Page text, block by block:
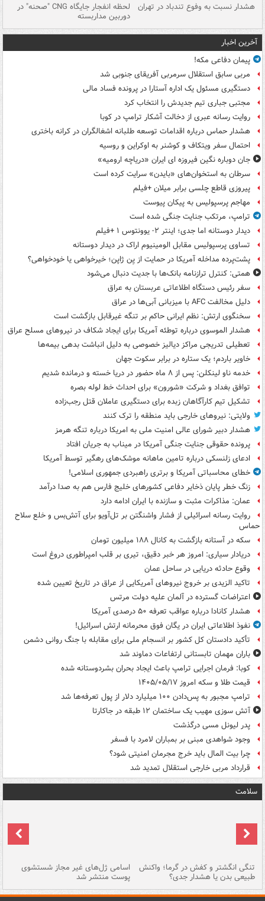
هشدار نسبت به وفوع تندباد در تهران لحظه انفجار جایگاه CNG "صحنه" در
دوربین مداربسته
آخرین اخبار
پیمان دفاعی مکه!
مربی سابق استقلال سرمربی آفریقای جنوبی شد
دستگیری مسئول یک اداره آستارا در پرونده فساد مالی
مجتبی جباری تیم جدیدش را انتخاب کرد
روایت رسانه عبری از دخالت آشکار ترامپ در کوبا
هشدار حماس درباره اقدامات توسعه طلبانه اشغالگران در کرانه باختری
احتمال سفر ویتکاف و کوشنر به اوکراین و روسیه
جان دوباره نگین فیروزه ای ایران «دریاچه ارومیه»
سرطان به استخوان‌های «بایدن» سرایت کرده است
پیروزی قاطع چلسی برابر میلان +فیلم
مهاجم پرسپولیس به پیکان پیوست
ترامپ، مرتکب جنایت جنگی شده است
دیدار دوستانه اما جدی؛ اینتر ۲- یوونتوس ۱ +فیلم
تساوی پرسپولیس مقابل الومینیوم اراک در دیدار دوستانه
پشت‌پرده مداخله آمریکا در حمایت از یِن ژاپن؛ خیرخواهی یا خودخواهی؟
همتی: کنترل ترازنامه بانک‌ها با جدیت دنبال می‌شود
سفر رئیس دستگاه اطلاعاتی عربستان به عراق
دلیل مخالفت AFC با میزبانی آبی‌ها در عراق
سخنگوی ارتش: نظم ایرانی حاکم بر تنگه غیرقابل بازگشت است
هشدار الموسوی درباره توطئه آمریکا برای ایجاد شکاف در نیروهای مسلح عراق
تعطیلی تدریجی مراکز دیالیز خصوصی به دلیل انباشت بدهی بیمه‌ها
خاویر باردم؛ یک ستاره در برابر سکوت جهان
خدمه ناو لینکلن: پس از ۸ ماه حضور در دریا خسته و درمانده‌ شدیم
توافق بغداد و شرکت «شورون» برای احداث خط لوله بصره
تشکیل تیم کارآگاهان زبده برای دستگیری عاملان قتل رجب‌زاده
ولایتی: نیروهای خارجی باید منطقه را ترک کنند
هشدار دبیر شورای عالی امنیت ملی به امریکا درباره تنگه هرمز
پرونده حقوقی جنایت جنگی آمریکا در میناب به جریان افتاد
ادعای زلنسکی درباره تامین ماهانه موشک‌های رهگیر توسط آمریکا
خطای محاسباتی آمریکا و برتری راهبردی جمهوری اسلامی!
زنگ خطر پایان ذخایر دفاعی کشورهای خلیج فارس هم به صدا درآمد
عمان: مذاکرات مثبت و سازنده با ایران ادامه دارد
روایت رسانه اسرائیلی از فشار واشنگتن بر تل‌آویو برای آتش‌بس و خلع سلاح
حماس
سکه در آستانه بازگشت به کانال ۱۸۸ میلیون تومان
دریادار سیاری: امروز هر خبر دقیق، تیری بر قلب امپراطوری دروغ است
وقوع حادثه دریایی در ساحل عمان
تاکید الزیدی بر خروج نیروهای آمریکایی از عراق در تاریخ تعیین شده
اعتراضات گسترده در آلمان علیه دولت مرتس
هشدار کانادا درباره عواقب تعرفه ۵۰ درصدی آمریکا
نفوذ اطلاعاتی ایران در یگان فوق محرمانه ارتش اسرائیل!
تأکید دادستان کل کشور بر انسجام ملی برای مقابله با جنگ روانی دشمن
باران مهمان تابستانی ارتفاعات دماوند شد
کوبا: فرمان اجرایی ترامپ باعث ایجاد بحران بشردوستانه شده
قیمت طلا و سکه امروز ۱۴۰۵/۰۵/۱۷
ترامپ مجبور به پس‌دادن ۱۰۰ میلیارد دلار از پول تعرفه‌ها شد
آتش سوزی مهیب یک ساختمان ۱۲ طبقه در جاکارتا
پدر لیونل مسی درگذشت
وجود شواهدی مبنی بر بمباران لامرد با فسفر
چرا بیت المال باید خرج مجرمان امنیتی شود؟
قرارداد مربی خارجی استقلال تمدید شد
سلامت
تنگی انگشتر و کفش در گرما؛ واکنش
طبیعی بدن یا هشدار جدی؟
اسامی ژل‌های غیر مجاز شستشوی
پوست منتشر شد